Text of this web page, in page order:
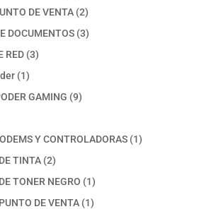
productos
DE VENTA 22
productos
DOCUMENTOS 33
RED 33
11
producto
GAMING 99
Y CONTROLADORAS 11
TINTA 22
productos
TONER NEGRO 11
producto
DE VENTA 11